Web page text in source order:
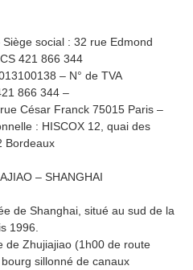
social : 32 rue Edmond
421 866 344
– N° de TVA
866 344 –
César Franck 75015 Paris –
: HISCOX 12, quai des
Bordeaux
– SHANGHAI
de Shanghai, situé au sud de la
1996.
de Zhujiajiao (1h00 de route
sillonné de canaux